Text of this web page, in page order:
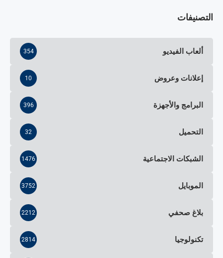
التصنيفات
ألعاب الفيديو 354
إعلانات وعروض 10
البرامج والأجهزة 396
التحميل 32
الشبكات الاجتماعية 1476
الموبايل 3752
بلاغ صحفي 2212
تكنولوجيا 2814